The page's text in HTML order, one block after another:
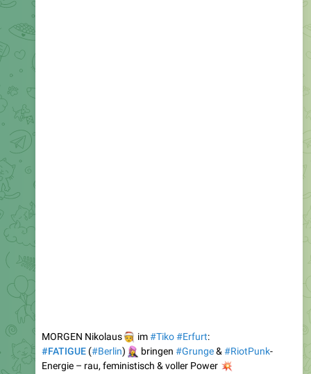
MORGEN Nikolaus
🧑‍🎄
im#Tiko #Erfurt:
#FATIGUE (#Berlin)
👩‍🎤
bringen #Grunge&#RiotPunk-
Energie – rau, feministisch & voller Power
💥